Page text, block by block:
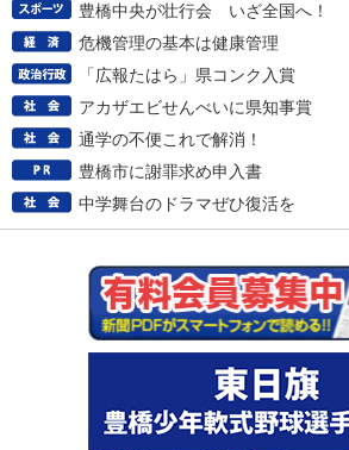
豊橋中央が壮行会 いざ全国へ！
危機管理の基本は健康管理
「広報たはら」県コンク入賞
アカザエビせんべいに県知事賞
通学の不便これで解消！
豊橋市に謝罪求め申入書
中学舞台のドラマぜひ復活を